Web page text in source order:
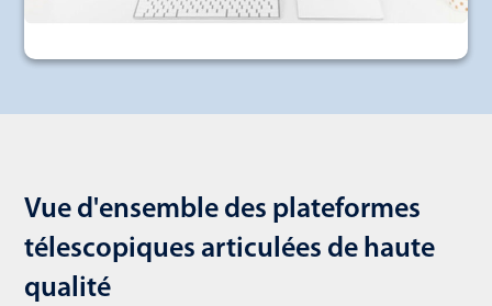
Vue d'ensemble des plateformes
télescopiques articulées de haute
qualité